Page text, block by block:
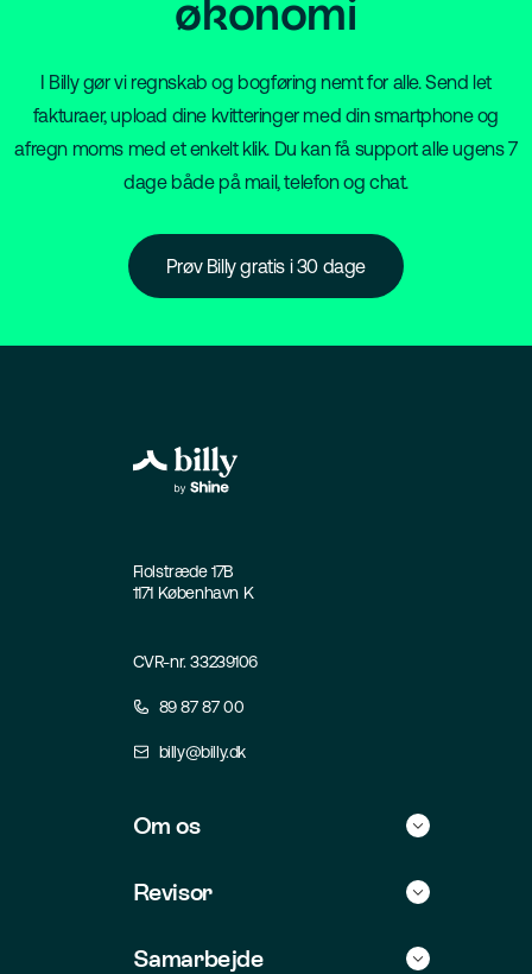
økonomi
I Billy gør vi regnskab og bogføring nemt for alle. Send let
fakturaer, upload dine kvitteringer med din smartphone og
afregn moms med et enkelt klik. Du kan få support alle ugens 7
dage både på mail, telefon og chat.
Prøv Billy gratis i 30 dage
Fiolstræde 17B
1171 København K
CVR-nr. 33239106
89 87 87 00
billy@billy.dk
Om os
Jobs
Revisor
Samarbejde